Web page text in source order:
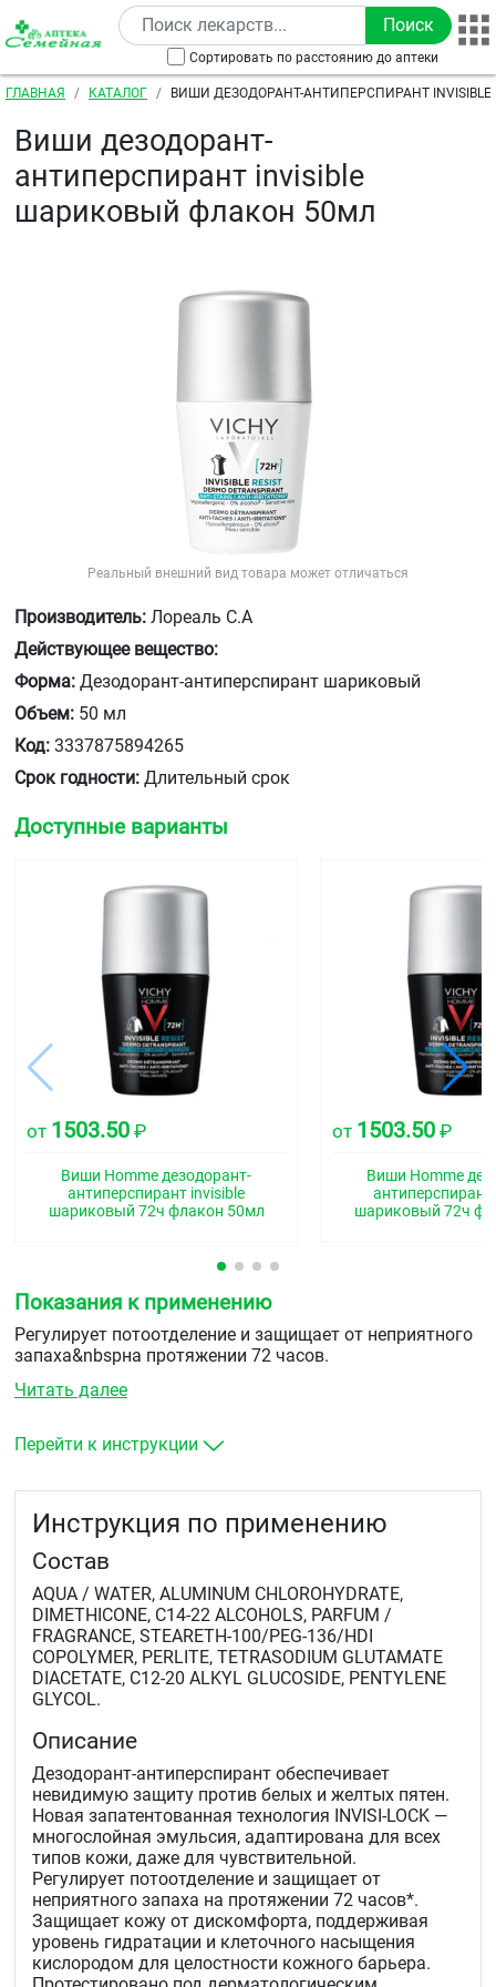
Перейти к основному содержанию
Сортировать по расстоянию до аптеки
Строка навигации
ГЛАВНАЯ КАТАЛОГ
ВИШИ ДЕЗОДОРАНТ-АНТИПЕРСПИРАНТ
Виши дезодорант-
антиперспирант invisible
шариковый флакон 50мл
Реальный внешний вид товара может отличаться
Производитель: Лореаль С.А
Действующее вещество:
Форма: Дезодорант-антиперспирант шариковый
Объем: 50 мл
Код: 3337875894265
Срок годности: Длительный срок
Доступные варианты
от 1503.50 ₽
Виши Homme дезодорант-
антиперспирант invisible
шариковый 72ч флакон 50мл
от 1503.50 ₽
Виши Homme
шариковый 72ч
Показания к применению
Регулирует потоотделение и защищает от неприятного
запаха&nbspна протяжении 72 часов.
Читать далее
Перейти к инструкции
Инструкция по применению
Состав
AQUA / WATER, ALUMINUM CHLOROHYDRATE,
DIMETHICONE, C14-22 ALCOHOLS, PARFUM /
FRAGRANCE, STEARETH-100/PEG-136/HDI
COPOLYMER, PERLITE, TETRASODIUM GLUTAMATE
DIACETATE, C12-20 ALKYL GLUCOSIDE, PENTYLENE
GLYCOL.
Описание
Дезодорант-антиперспирант обеспечивает
невидимую защиту против белых и желтых пятен.
Новая запатентованная технология INVISI-LOCK —
многослойная эмульсия, адаптирована для всех
типов кожи, даже для чувствительной.
Регулирует потоотделение и защищает от
неприятного запаха на протяжении 72 часов*.
Защищает кожу от дискомфорта, поддерживая
уровень гидратации и клеточного насыщения
кислородом для целостности кожного барьера.